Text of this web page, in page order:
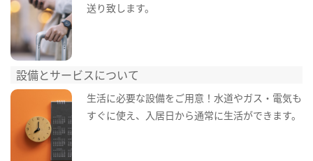
送り致します。
設備とサービスについて
生活に必要な設備をご用意！水道やガス・電気も
すぐに使え、入居日から通常に生活ができます。